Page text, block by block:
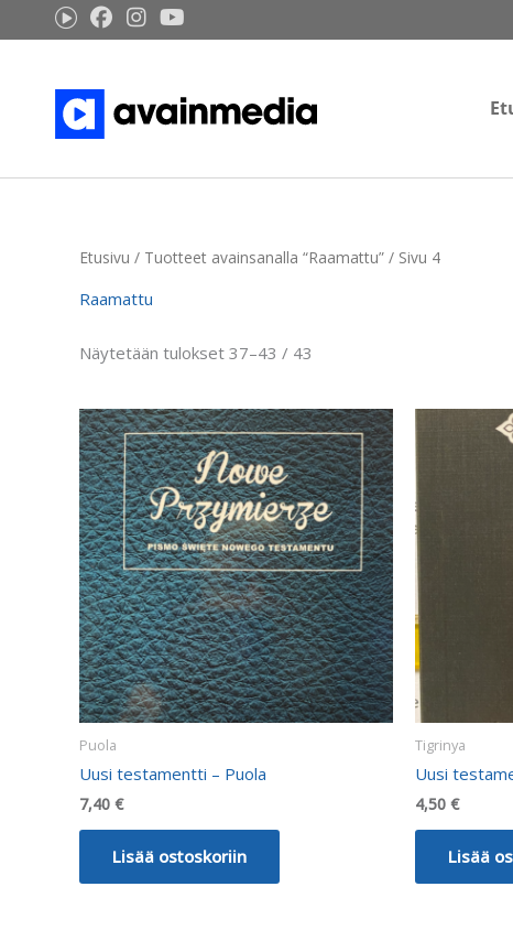
sisältöön
Etusivu / Tuotteet avainsanalla “Raamattu” / Sivu 4
Raamattu
Näytetään tulokset 37–43 / 43
Puola
Uusi testamentti – Puola
7,40 €
Lisää ostoskoriin
Tigrinya
Uusi
4,50 €
Lisää